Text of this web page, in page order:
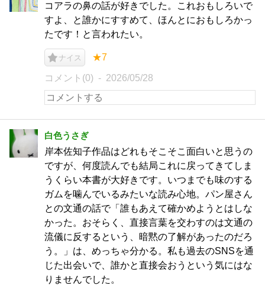
コアラの鼻の話が好きでした。これおもしろいで
すよ、と誰かにすすめて、ほんとにおもしろかっ
たです！と言われたい。
ナイス ★7
コメント(0) 2026/05/28
白色うさぎ
岸本佐知子作品はどれもそこそこ面白いと思うの
ですが、何度読んでも結局これに戻ってきてしま
うくらい本書が大好きです。いつまでも味のする
ガムを噛んでいるみたいな読み心地。パン屋さん
との文通の話で「誰もあえて確かめようとはしな
かった。おそらく、直接言葉を交わすのは文通の
流儀に反するという、暗黙の了解があったのだろ
う。」は、めっちゃ分かる。私も過去のSNSを通
じた出会いで、誰かと直接会おうという気にはな
りませんでした。